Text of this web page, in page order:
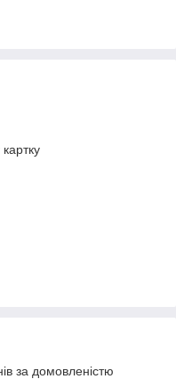
за домовленістю